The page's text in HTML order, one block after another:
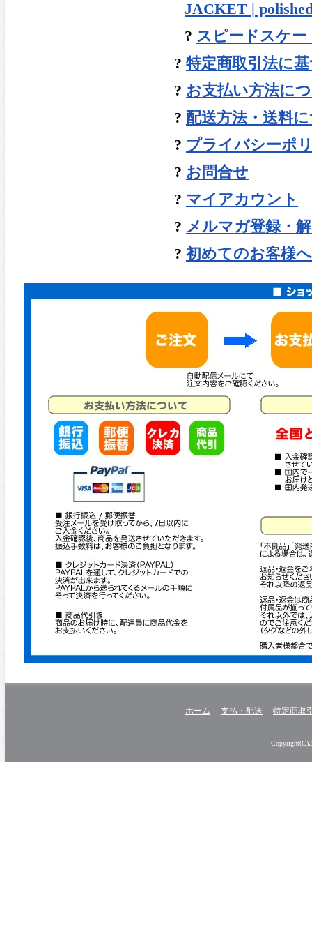
JACKET |
? スピードスケー
? 特定商取引法に
? お支払い方法に
? 配送方法・送料
? プライバシーポ
? お問合せ
? マイアカウント
? メルマガ登録・
? 初めてのお客様へ
ホーム 支払・配送 特定商取